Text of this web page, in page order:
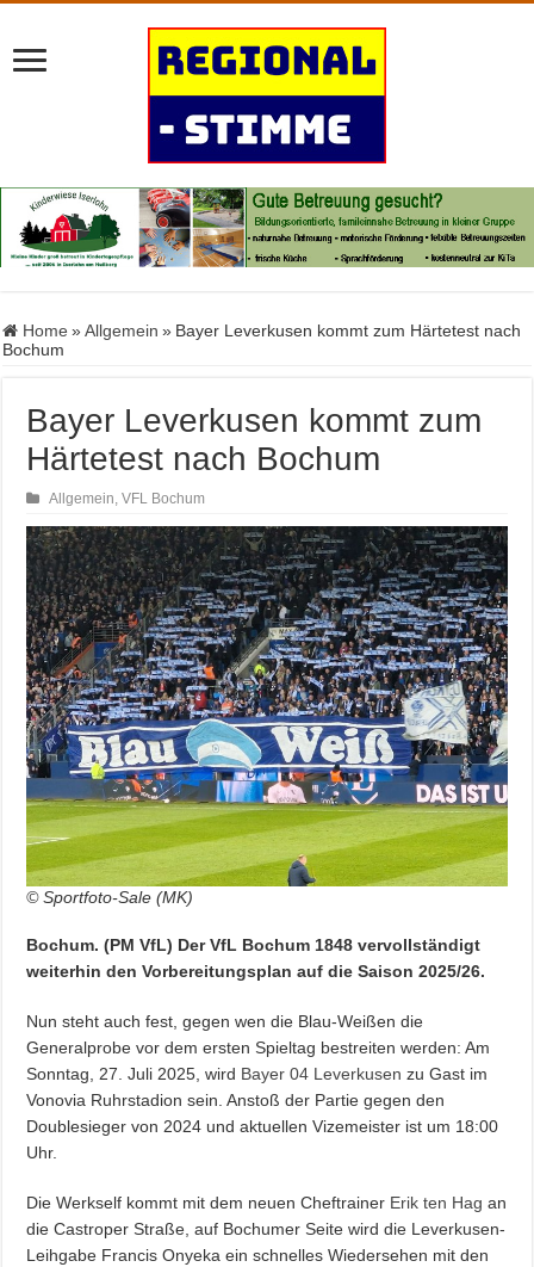
Home » Allgemein » Bayer Leverkusen kommt zum Härtetest nach
Bochum
Bayer Leverkusen kommt zum
Härtetest nach Bochum
Allgemein ,VFL Bochum
© Sportfoto-Sale (MK)
Bochum. (PM VfL) Der VfL Bochum 1848 vervollständigt
weiterhin den Vorbereitungsplan auf die Saison 2025/26.
Nun steht auch fest, gegen wen die Blau-Weißen die
Generalprobe vor dem ersten Spieltag bestreiten werden: Am
Sonntag, 27. Juli 2025, wird Bayer 04 Leverkusen zu Gast im
Vonovia Ruhrstadion sein. Anstoß der Partie gegen den
Doublesieger von 2024 und aktuellen Vizemeister ist um 18:00
Uhr.
Die Werkself kommt mit dem neuen Cheftrainer Erik ten Hag an
die Castroper Straße, auf Bochumer Seite wird die Leverkusen-
Leihgabe Francis Onyeka ein schnelles Wiedersehen mit den